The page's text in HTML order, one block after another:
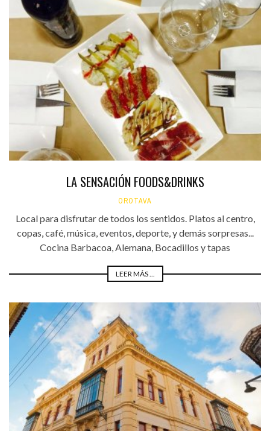
LA SENSACIÓN FOODS&DRINKS
OROTAVA
Local para disfrutar de todos los sentidos. Platos al centro,
copas, café, música, eventos, deporte, y demás sorpresas...
Cocina Barbacoa, Alemana, Bocadillos y tapas
LEER MÁS ...